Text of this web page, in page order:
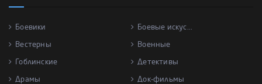
Боевики Боевые искус...
Вестерны Военные
Гоблинские Детективы
Драмы Док-фильмы